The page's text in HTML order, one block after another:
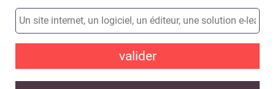
valider